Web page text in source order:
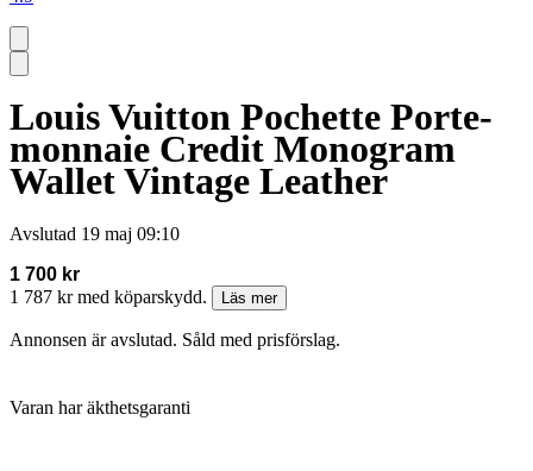
Louis Vuitton Pochette Porte-
monnaie Credit Monogram
Wallet Vintage Leather
Avslutad 19 maj 09:10
1 700 kr
1 787 kr med köparskydd.
Läs mer
Annonsen är avslutad. Såld med prisförslag.
Varan har äkthetsgaranti